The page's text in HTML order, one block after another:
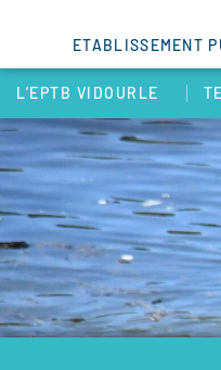
ETABLISSEMENT
L’EPTB VIDOURLE